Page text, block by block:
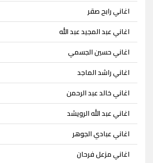
اغاني رابح صقر
اغاني عبد المجيد عبد الله
اغاني حسين الجسمي
اغاني راشد الماجد
اغاني خالد عبد الرحمن
اغاني عبد الله الرويشد
اغاني عبادي الجوهر
اغاني مزعل فرحان